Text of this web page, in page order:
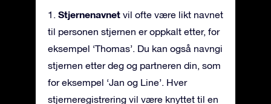
1. Stjernenavnet vil ofte være likt navnet
til personen stjernen er oppkalt etter, for
eksempel ‘Thomas’. Du kan også navngi
stjernen etter deg og partneren din, som
for eksempel ‘Jan og Line’. Hver
stjerneregistrering vil være knyttet til en